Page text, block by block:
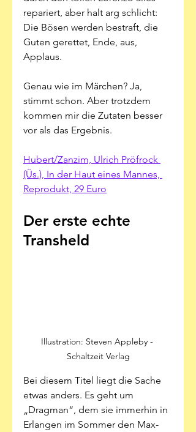
repariert, aber halt arg schlicht:
Die Bösen werden bestraft, die
Guten gerettet, Ende, aus,
Applaus.
Genau wie im Märchen? Ja,
stimmt schon. Aber trotzdem
kommen mir die Zutaten besser
vor als das Ergebnis.
Hubert/Zanzim, Ulrich Pröfrock
(Üs.), In der Haut eines Mannes,
Reprodukt, 29 Euro
Der erste echte
Transheld
Illustration: Steven Appleby -
Schaltzeit Verlag
Bei diesem Titel liegt die Sache
etwas anders. Es geht um
„Dragman“, dem sie immerhin in
Erlangen im Sommer den Max-